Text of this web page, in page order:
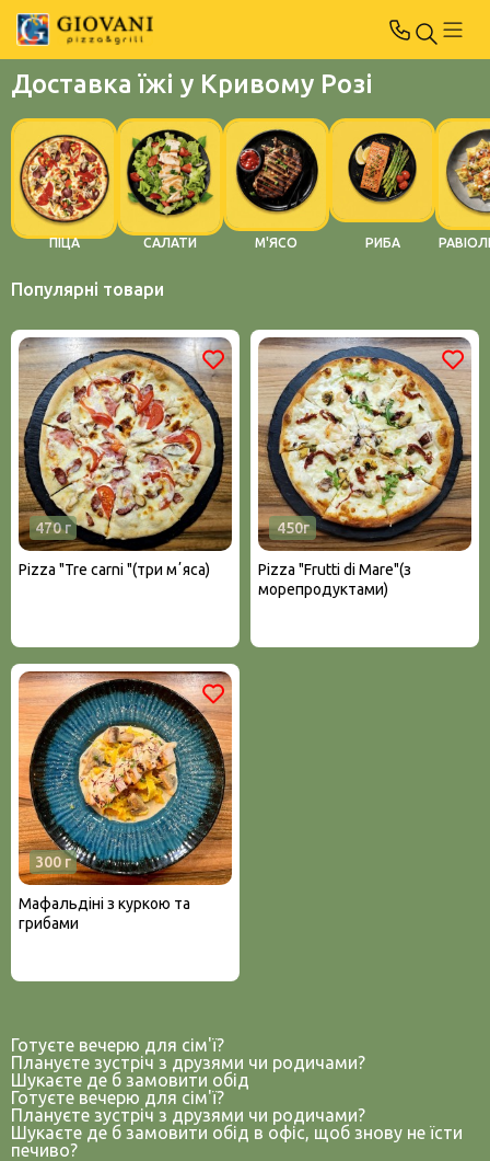
Доставка їжі у Кривому Розі
ПІЦА САЛАТИ М'ЯСО РИБА
Популярні товари
470 г
Pizza "Tre carni "(три мʼяса)
450г
Pizza "Frutti di Мare"(з
морепродуктами)
300 г
Мафальдіні з куркою та
грибами
Готуєте вечерю для сім'ї?
Плануєте зустріч з друзями чи родичами?
Шукаєте де б замовити обід
Готуєте вечерю для сім'ї?
Плануєте зустріч з друзями чи родичами?
Шукаєте де б замовити обід в офіс, щоб знову не їсти
печиво?